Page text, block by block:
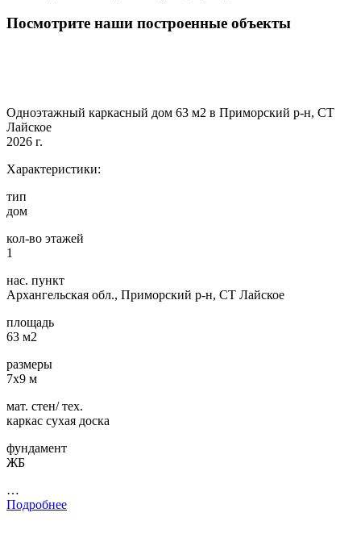
Посмотрите наши построенные объекты
Одноэтажный каркасный дом 63 м2 в Приморский р-н, СТ
Лайское
2026 г.
Характеристики:
тип
дом
кол-во этажей
1
нас. пункт
Архангельская обл., Приморский р-н, СТ Лайское
площадь
63 м2
размеры
7х9 м
мат. стен/ тех.
каркас сухая доска
фундамент
ЖБ
…
Подробнее